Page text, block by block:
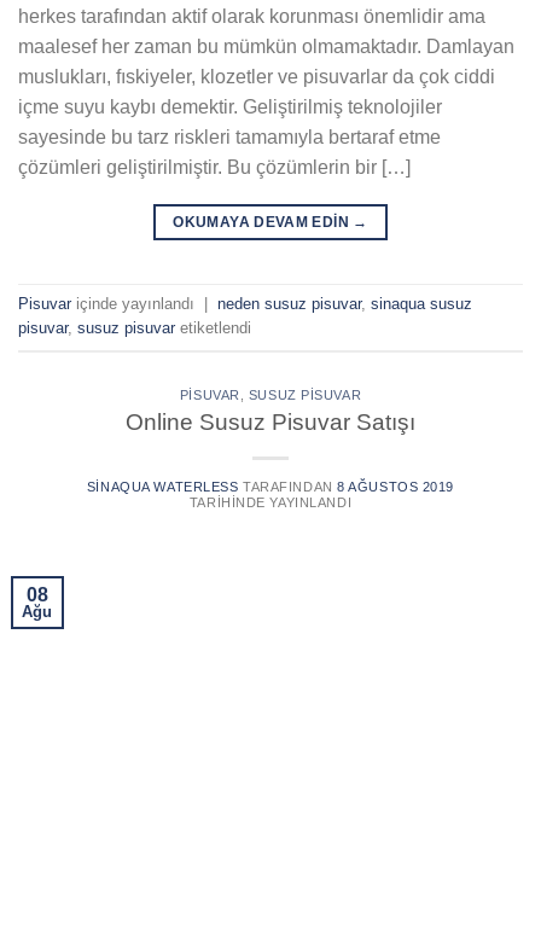
herkes tarafından aktif olarak korunması önemlidir ama
maalesef her zaman bu mümkün olmamaktadır. Damlayan
muslukları, fıskiyeler, klozetler ve pisuvarlar da çok ciddi
içme suyu kaybı demektir. Geliştirilmiş teknolojiler
sayesinde bu tarz riskleri tamamıyla bertaraf etme
çözümleri geliştirilmiştir. Bu çözümlerin bir […]
OKUMAYA DEVAM EDIN →
Pisuvar içinde yayınlandı neden susuz pisuvar, sinaqua susuz
pisuvar, susuz pisuvar etiketlendi
PISUVAR SUSUZ PISUVAR
Online Susuz Pisuvar Satışı
SINAQUA WATERLESS TARAFINDAN 8 AĞUSTOS 2019
TARIHINDE YAYINLANDI
08
Ağu